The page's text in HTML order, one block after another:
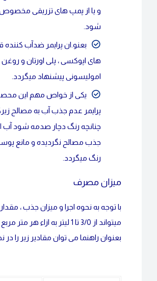
و یا از پمپ های تزریقی
شود.
بعنو.ان پرایمر ضدآب کننده
های اپوکسی ، پلی اورتان و روغن
امولیسونی پیشنهاد میگردد.
یکی از خواص مهم این
پرایمر عدم جذب آب به مصالح
چنانچه رنگ دچار صدمه شود آب
جذب مصالح نگردیده و مانع
رنگ میگردد.
میزان مصرف
با توجه به نحوه اجرا و میزان جذب ،
میتواند از 3/0 تا 1 لیتر به ازاء هر
بعنوان راهنما می توان مقادیر زیر را